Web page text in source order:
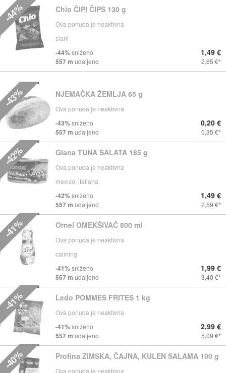
Chio ČIPI ČIPS 130 g
Ova ponuda je neaktivna
slani
-44%sniženo
557 m udaljeno
1,49 €
2,65 €
-44%
NJEMAČKA ŽEMLJA 65 g
Ova ponuda je neaktivna
-43%sniženo
557 m udaljeno
0,20 €
0,35 €
-43%
Giana TUNA SALATA 185 g
Ova ponuda je neaktivna
mexico, italiana
-42%sniženo
557 m udaljeno
1,49 €
2,59 €
-42%
Ornel OMEKŠIVAČ 800 ml
Ova ponuda je neaktivna
calming
-41%sniženo
557 m udaljeno
1,99 €
3,40 €
-41%
Ledo POMMES FRITES 1 kg
Ova ponuda je neaktivna
-41%sniženo
557 m udaljeno
2,99 €
5,09 €
-41%
Profina ZIMSKA, ČAJNA, KULEN SALAMA 100 g
Ova ponuda je neaktivna
-40%